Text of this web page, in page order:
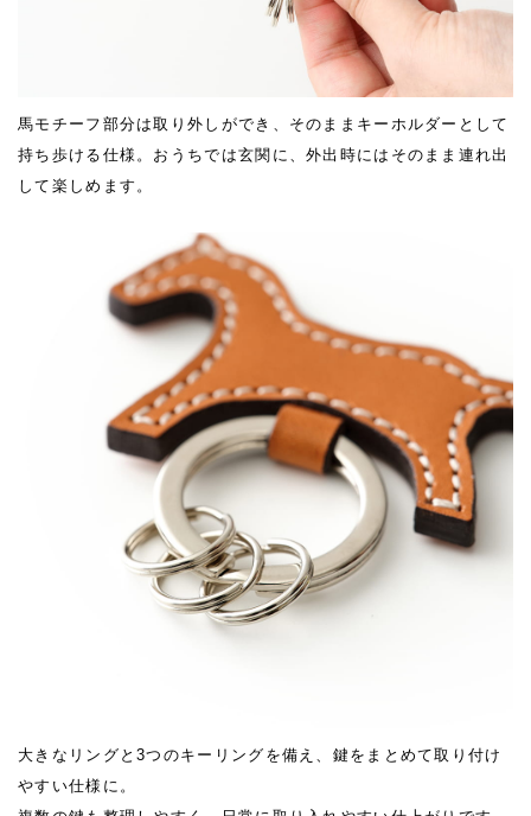
馬モチーフ部分は取り外しができ、そのままキーホルダーとして
持ち歩ける仕様。おうちでは玄関に、外出時にはそのまま連れ出
して楽しめます。
大きなリングと3つのキーリングを備え、鍵をまとめて取り付け
やすい仕様に。